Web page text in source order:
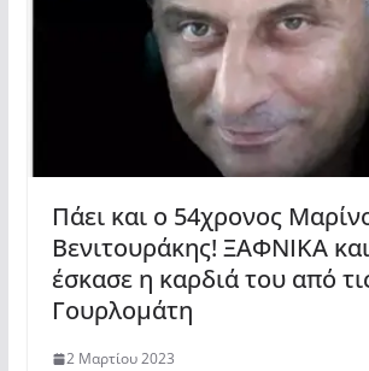
Πάει και ο 54χρονος
Βενιτουράκης! ΞΑΦΝΙΚΑ
έσκασε η καρδιά του από
Γουρλομάτη
2 Μαρτίου 2023